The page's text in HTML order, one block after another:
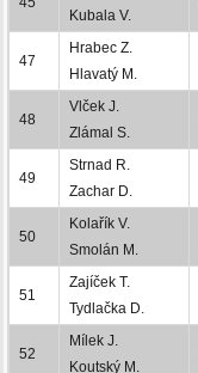
Kubala V.
47
Hrabec Z.
Hlavatý M.
48
Vlček J.
Zlámal S.
49
Strnad R.
Zachar D.
50
Kolařík V.
Smolán M.
51
Zajíček T.
Tydlačka D.
52
Mílek J.
Koutský M.